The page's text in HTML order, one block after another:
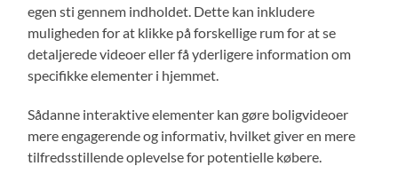
egen sti gennem indholdet. Dette kan inkludere
muligheden for at klikke på forskellige rum for at se
detaljerede videoer eller få yderligere information om
specifikke elementer i hjemmet.
Sådanne interaktive elementer kan gøre boligvideoer
mere engagerende og informativ, hvilket giver en mere
tilfredsstillende oplevelse for potentielle købere.